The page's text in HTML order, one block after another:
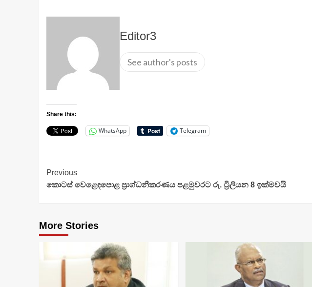
Editor3
See author's posts
Share this:
WhatsApp Telegram
Continue
Reading
Previous
කොටස් වෙළෙඳපොළ ප්‍රාග්ධනීකරණය පළමුවරට රු. ට්‍රිලියන 8 ඉක්මවයි
More Stories